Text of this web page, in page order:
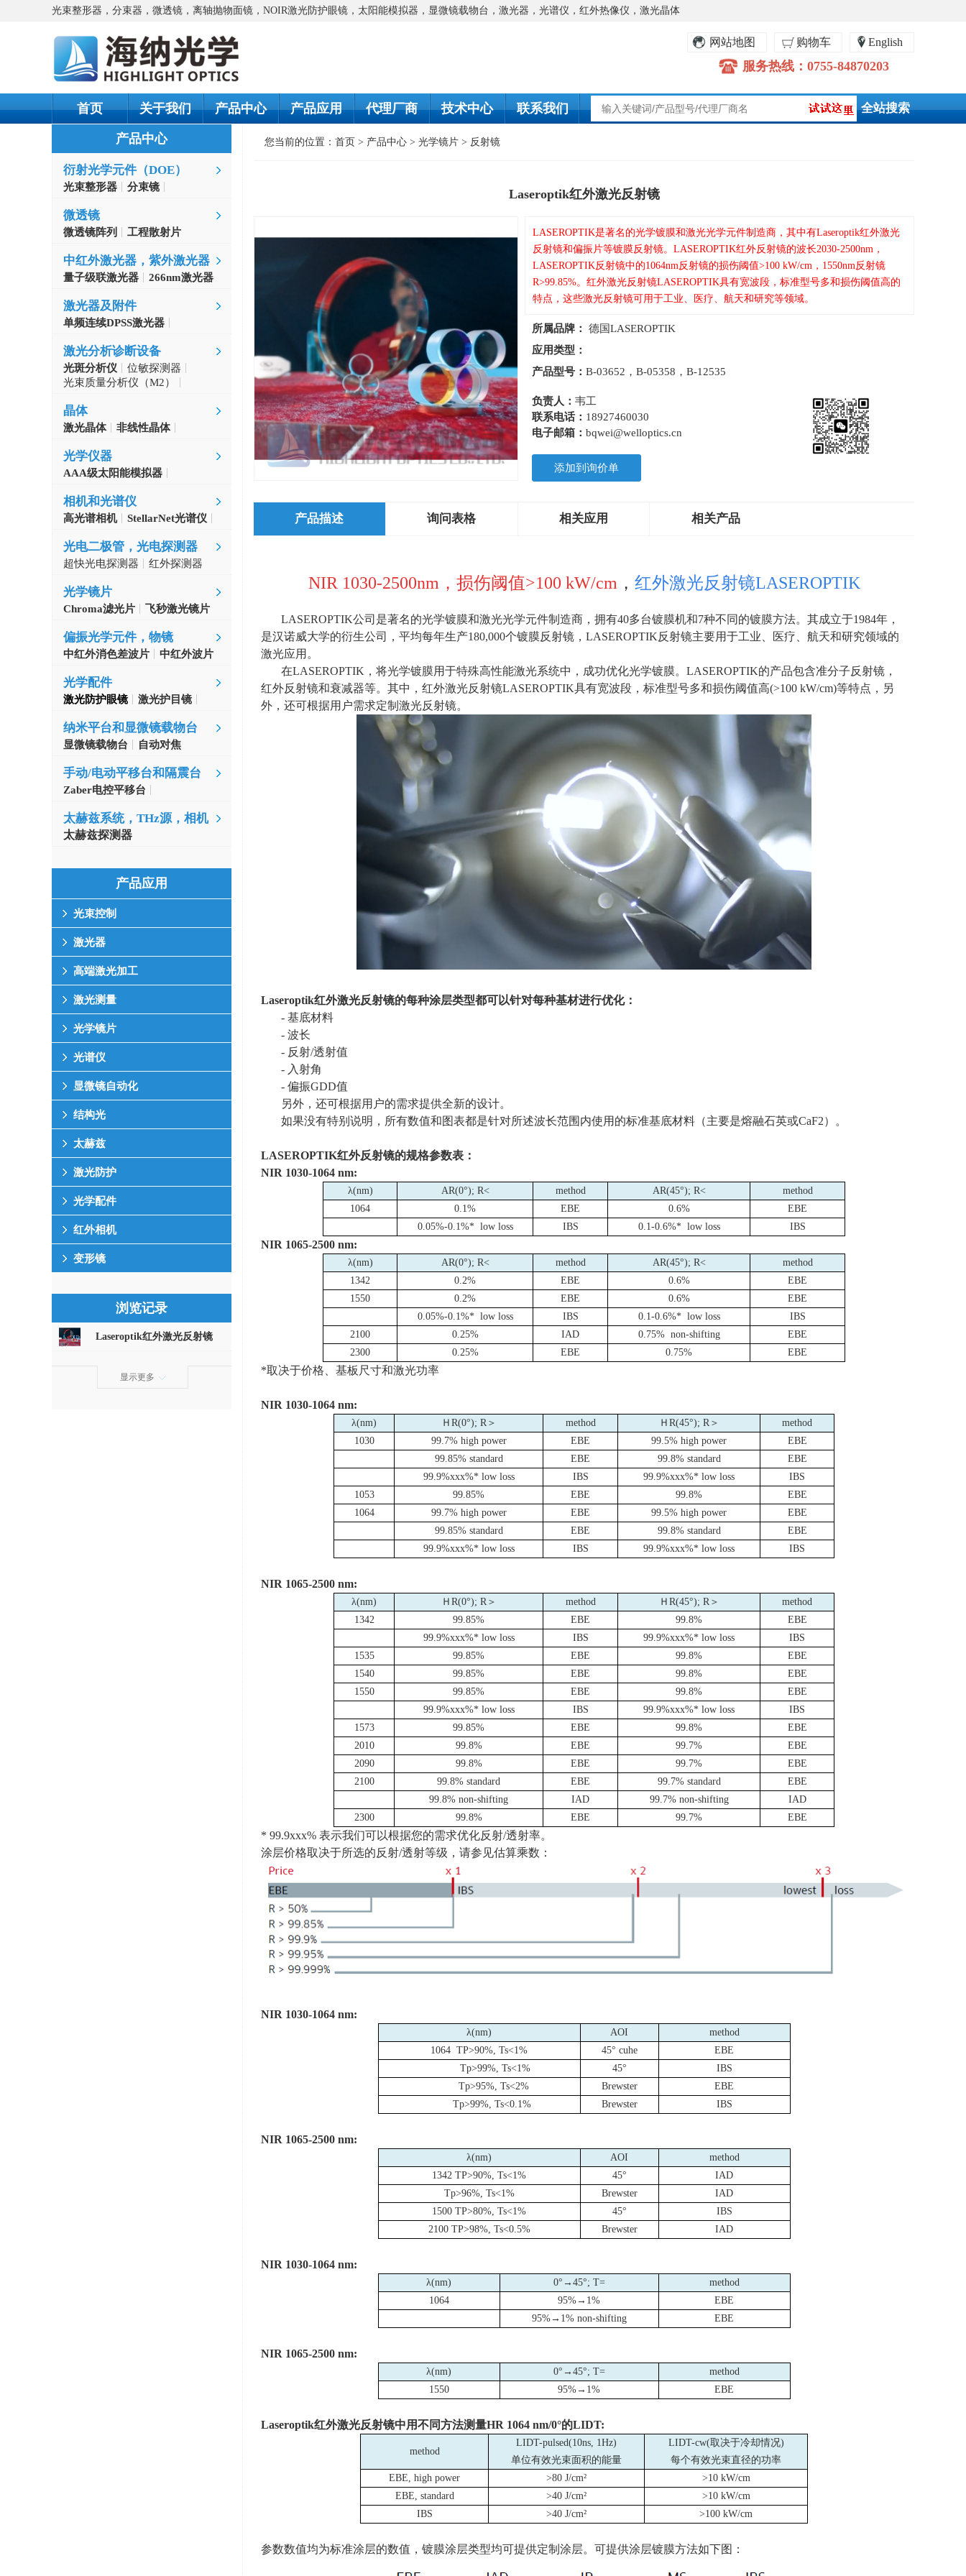
光束整形器，分束器，微透镜，离轴抛物面镜，NOIR激光防护眼镜，太阳能模拟器，显微镜载物台，激光器，光谱仪，红外热像仪，激光晶体
English
购物车
网站地图
服务热线：0755-84870203
首页 关于我们 产品中心 产品应用 代理厂商 技术中心 联系我们
产品中心
衍射光学元件（DOE）
光束整形器
分束镜
微透镜
微透镜阵列 工程散射片
中红外激光器，紫外激光器
量子级联激光器 266nm激光器
激光器及附件
单频连续DPSS激光器
激光分析诊断设备
光斑分析仪
位敏探测器
自准直仪
光束质量分析仪（M2）
晶体
激光晶体
非线性晶体
光学仪器
AAA级太阳能模拟器
相机和光谱仪
高光谱相机 StellarNet光谱仪
光电二极管，光电探测器
超快光电探测器 红外探测器
光学镜片
Chroma滤光片 飞秒激光镜片
偏振光学元件，物镜
中红外消色差波片 中红外波片
光学配件
激光防护眼镜 激光护目镜
纳米平台和显微镜载物台
显微镜载物台 自动对焦
手动/电动平移台和隔震台
Zaber电控平移台
太赫兹系统，THz源，相机
太赫兹探测器
产品应用
光束控制
激光器
高端激光加工
激光测量
光学镜片
光谱仪
显微镜自动化
结构光
太赫兹
激光防护
光学配件
红外相机
变形镜
浏览记录
Laseroptik红外激光反射镜
显示更多
您当前的位置： 首页 > 产品中心 > 光学镜片 > 反射镜
Laseroptik红外激光反射镜
LASEROPTIK是著名的光学镀膜和激光光学元件制造商，其中有Laseroptik红外激光
反射镜和偏振片等镀膜反射镜。LASEROPTIK红外反射镜的波长2030-2500nm，
LASEROPTIK反射镜中的1064nm反射镜的损伤阈值>100 kW/cm，1550nm反射镜
R>99.85%。红外激光反射镜LASEROPTIK具有宽波段，标准型号多和损伤阈值高的
特点，这些激光反射镜可用于工业、医疗、航天和研究等领域。
所属品牌：
德国LASEROPTIK
应用类型：
产品型号： B-03652，B-05358，B-12535
负责人： 韦工
联系电话： 18927460030
电子邮箱： bqwei@welloptics.cn
添加到询价单
产品描述 询问表格 相关应用 相关产品
NIR 1030-2500nm，损伤阈值>100 kW/cm ， 红外激光反射镜LASEROPTIK
LASEROPTIK公司是著名的光学镀膜和激光光学元件制造商，拥有40多台镀膜机和7种不同的镀膜方法。其成立于1984年，
是汉诺威大学的衍生公司，平均每年生产180,000个镀膜反射镜， LASEROPTIK反射镜主要用于工业、医疗、航天和研究领域的
激光应用。
在LASEROPTIK ，将光学镀膜用于特殊高性能激光系统中，成功优化光学镀膜。 LASEROPTIK的产品包含准分子反射镜，
红外反射镜和衰减器等。其中，红外激光反射镜LASEROPTIK具有宽波段，标准型号多和损伤阈值高(>100 kW/cm)等特点，另
外，还可根据用户需求定制激光反射镜。
Laseroptik红外激光反射镜的每种涂层类型都可以针对每种基材进行优化：
- 基底材料
- 波长
- 反射/透射值
- 入射角
- 偏振GDD值
另外，还可根据用户的需求提供全新的设计。
如果没有特别说明，所有数值和图表都是针对所述波长范围内使用的标准基底材料（主要是熔融石英或CaF2）。
LASEROPTIK红外反射镜的规格参数表：
NIR 1030-1064 nm:
λ(nm) AR(0°); R< method AR(45°); R<
method
1064
0.1% EBE 0.6%
EBE
0.05%-0.1%* low loss
IBS 0.1-0.6%* low loss IBS
NIR 1065-2500 nm:
λ(nm) AR(0°); R< method AR(45°); R<
method
1342
0.2% EBE 0.6%
EBE
1550
0.2% EBE 0.6%
EBE
0.05%-0.1%* low loss
IBS 0.1-0.6%* low loss
IBS
2100
0.25% IAD 0.75% non-shifting
EBE
2300
0.25% EBE 0.75% EBE
*取决于价格、基板尺寸和激光功率
NIR 1030-1064 nm:
λ(nm) Ｈ R(0°); R ＞ method Ｈ R(45°); R ＞
method
1030
99.7% high power EBE 99.5% high power
EBE
99.85% standard
EBE 99.8% standard
EBE
99.9%xxx%* low loss
IBS 99.9%xxx%* low loss
IBS
1053
99.85% EBE 99.8%
EBE
1064
99.7% high power EBE 99.5% high power
EBE
99.85% standard
EBE 99.8% standard
EBE
99.9%xxx%* low loss
IBS 99.9%xxx%* low loss IBS
NIR 1065-2500 nm:
λ(nm) Ｈ R(0°); R ＞ method Ｈ R(45°); R ＞
method
1342
99.85% EBE 99.8%
EBE
99.9%xxx%* low loss
IBS 99.9%xxx%* low loss
IBS
1535
99.85% EBE 99.8%
EBE
1540
99.85% EBE 99.8%
EBE
1550
99.85% EBE 99.8%
EBE
99.9%xxx%* low loss
IBS 99.9%xxx%* low loss
IBS
1573
99.85% EBE 99.8%
EBE
2010
99.8% EBE 99.7%
EBE
2090
99.8% EBE 99.7%
EBE
2100
99.8% standard EBE 99.7% standard
EBE
99.8% non-shifting
IAD 99.7% non-shifting
IAD
2300
99.8% EBE 99.7% EBE
* 99.9xxx% 表示我们可以根据您的需求优化反射/透射率。
涂层价格取决于所选的反射/透射等级，请参见估算乘数：
NIR 1030-1064 nm:
λ(nm) AOI
method
1064 TP>90%, Ts<1%
45° cuhe
EBE
Tp>99%, Ts<1%
45°
IBS
Tp>95%, Ts<2%
Brewster
EBE
Tp>99%, Ts<0.1%
Brewster IBS
NIR 1065-2500 nm:
λ(nm) AOI
method
1342 TP>90%, Ts<1%
45°
IAD
Tp>96%, Ts<1%
Brewster
IAD
1500 TP>80%, Ts<1%
45°
IBS
2100 TP>98%, Ts<0.5%
Brewster IAD
NIR 1030-1064 nm:
λ(nm) 0°→ 45°; T=
method
1064
95%→ 1%
EBE
95%→ 1% non-shifting EBE
NIR 1065-2500 nm:
λ(nm) 0°→ 45°; T=
method
1550
95%→ 1% EBE
Laseroptik红外激光反射镜中用不同方法测量HR 1064 nm/0°的LIDT:
method
LIDT-pulsed(10ns, 1Hz)
单位有效光束面积的能量
LIDT-cw(取决于冷却情况)
每个有效光束直径的功率
EBE, high power
>80 J/cm²
>10 kW/cm
EBE, standard
>40 J/cm²
>10 kW/cm
IBS
>40 J/cm² >100 kW/cm
参数数值均为标准涂层的数值，镀膜涂层类型均可提供定制涂层。可提供涂层镀膜方法如下图：